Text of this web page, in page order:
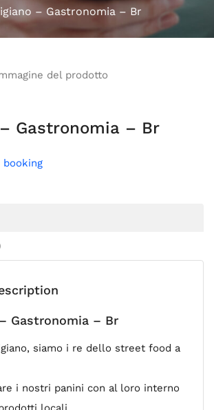
– Gastronomia – Br
Gastronomia – Br
booking
Gastronomia – Br
siamo i re dello street food a
i nostri panini con al loro interno